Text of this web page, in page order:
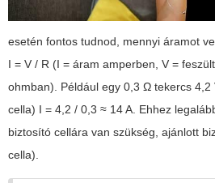
esetén fontos tudnod, mennyi áramot
I = V / R (I = áram amperben, V =
ohmban). Például egy 0,3 Ω tekercs 4,2
cella) I = 4,2 / 0,3 ≈ 14 A. Ehhez
biztosító cellára van szükség, ajánlott
cella).